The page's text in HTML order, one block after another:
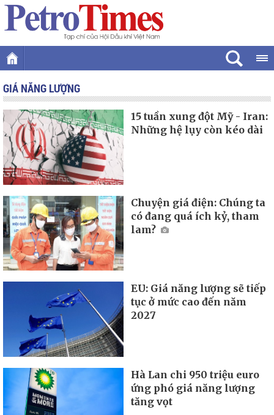
GIÁ NĂNG LƯỢNG
15 tuần xung đột Mỹ - Iran:
Những hệ lụy còn kéo dài
Chuyện giá điện: Chúng ta
có đang quá ích kỷ, tham
lam?
EU: Giá năng lượng sẽ tiếp
tục ở mức cao đến năm
2027
Hà Lan chi 950 triệu euro
ứng phó giá năng lượng
tăng vọt